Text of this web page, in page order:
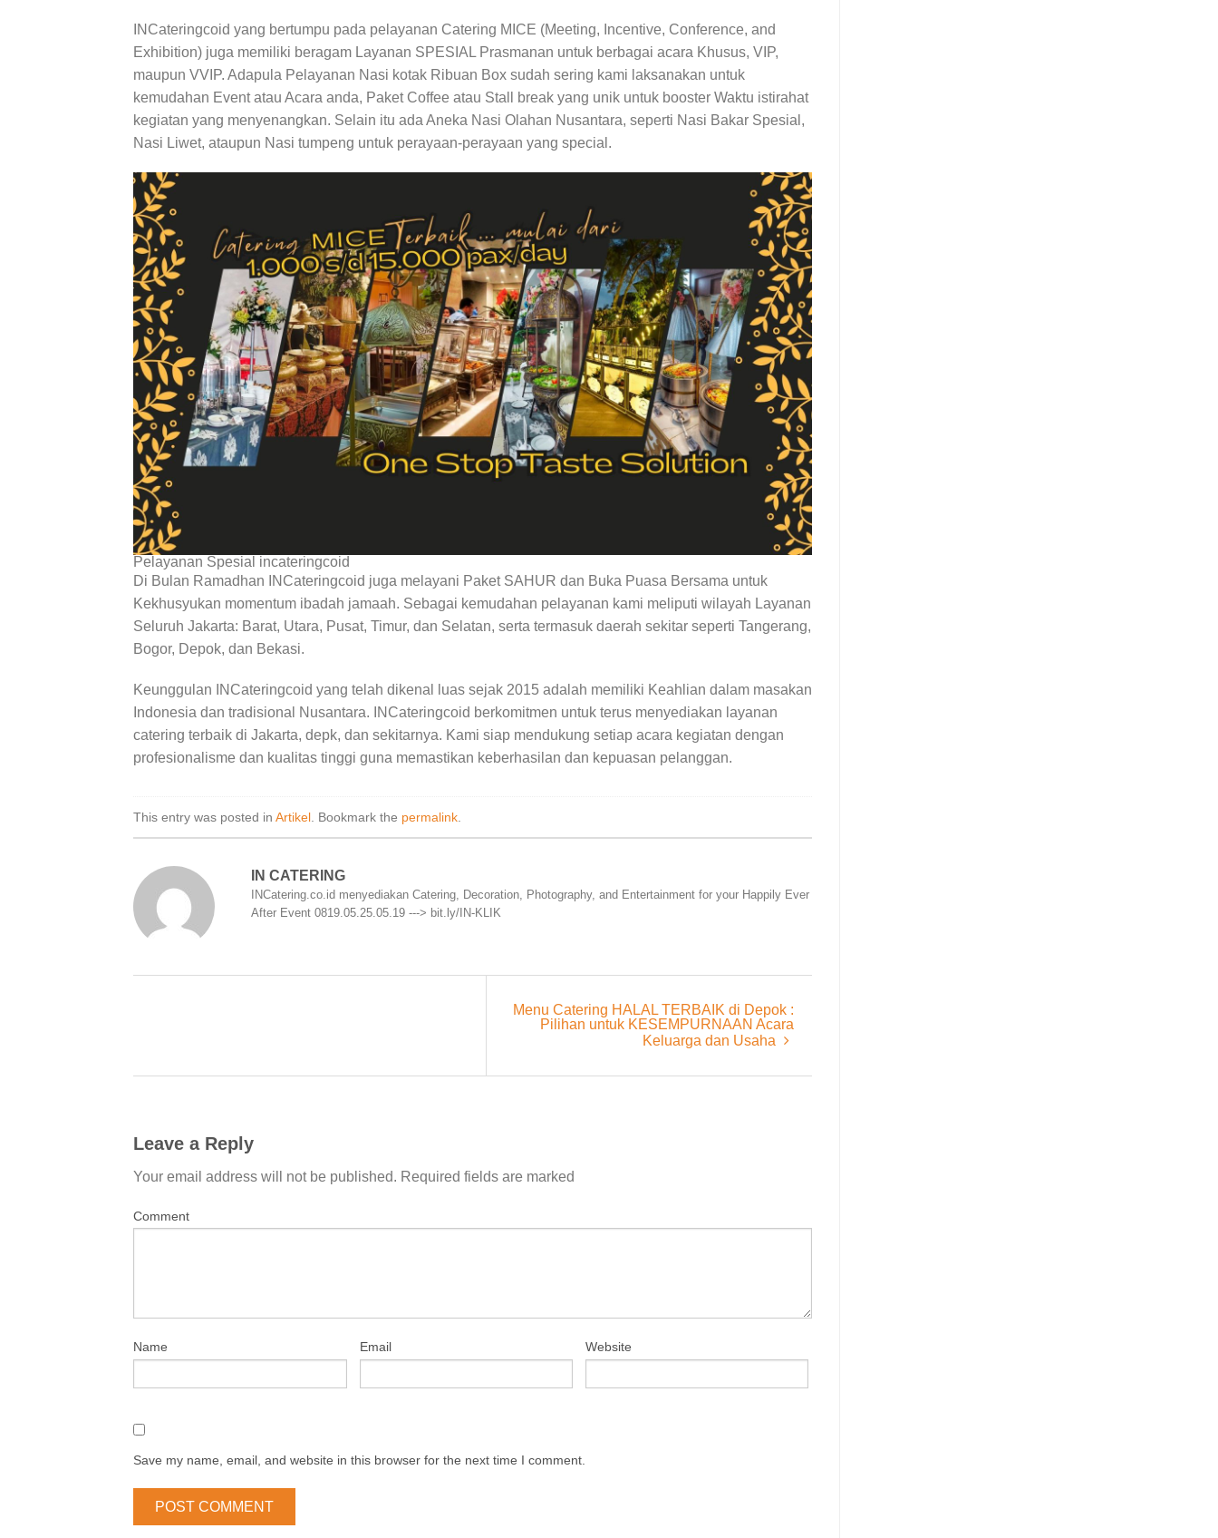
INCateringcoid yang bertumpu pada pelayanan Catering MICE (Meeting, Incentive, Conference, and
Exhibition) juga memiliki beragam Layanan SPESIAL Prasmanan untuk berbagai acara Khusus, VIP,
maupun VVIP. Adapula Pelayanan Nasi kotak Ribuan Box sudah sering kami laksanakan untuk
kemudahan Event atau Acara anda, Paket Coffee atau Stall break yang unik untuk booster Waktu istirahat
kegiatan yang menyenangkan. Selain itu ada Aneka Nasi Olahan Nusantara, seperti Nasi Bakar Spesial,
Nasi Liwet, ataupun Nasi tumpeng untuk perayaan-perayaan yang special.
Pelayanan Spesial incateringcoid
Di Bulan Ramadhan INCateringcoid juga melayani Paket SAHUR dan Buka Puasa Bersama untuk
Kekhusyukan momentum ibadah jamaah. Sebagai kemudahan pelayanan kami meliputi wilayah Layanan
Seluruh Jakarta: Barat, Utara, Pusat, Timur, dan Selatan, serta termasuk daerah sekitar seperti Tangerang,
Bogor, Depok, dan Bekasi.
Keunggulan INCateringcoid yang telah dikenal luas sejak 2015 adalah memiliki Keahlian dalam masakan
Indonesia dan tradisional Nusantara. INCateringcoid berkomitmen untuk terus menyediakan layanan
catering terbaik di Jakarta, depk, dan sekitarnya. Kami siap mendukung setiap acara kegiatan dengan
profesionalisme dan kualitas tinggi guna memastikan keberhasilan dan kepuasan pelanggan.
This entry was posted in Artikel . Bookmark the permalink
IN CATERING
INCatering.co.id menyediakan Catering, Decoration, Photography, and Entertainment for your Happily Ever
After Event 0819.05.25.05.19 ---> bit.ly/IN-KLIK
Menu Catering HALAL TERBAIK di Depok :
Pilihan untuk KESEMPURNAAN Acara
Keluarga dan Usaha
Leave a Reply
Your email address will not be published. Required fields are marked
Comment
Name Email Website
Save my name, email, and website in this browser for the next time I comment.